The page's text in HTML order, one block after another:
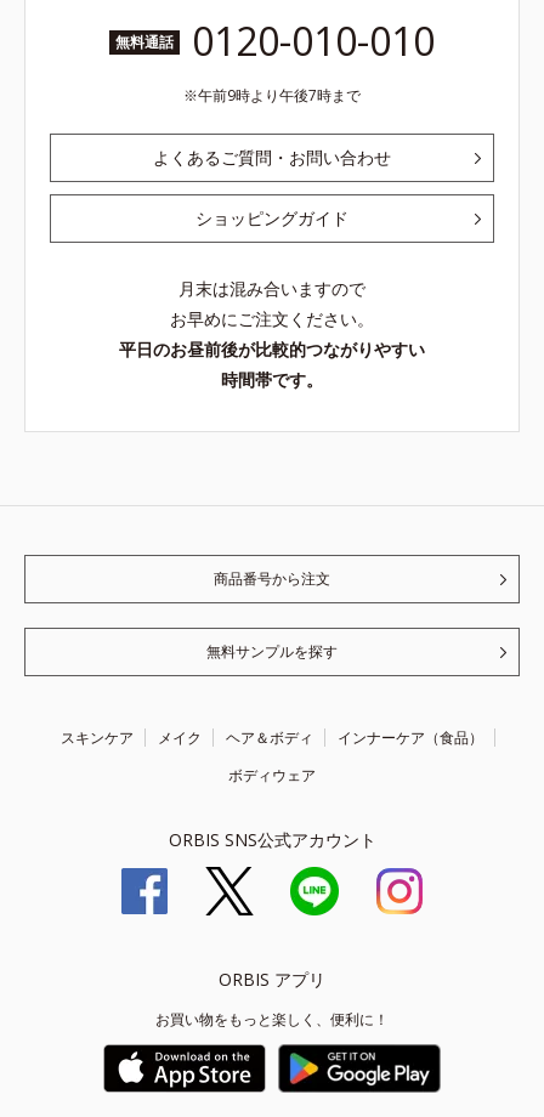
無料通話 0120-010-010
午前9時より午後7時まで
よくあるご質問・お問い合わせ
ショッピングガイド
月末は混み合いますので
お早めにご注文ください。
平日のお昼前後が比較的つながりやすい
時間帯です。
商品番号から注文
無料サンプルを探す
スキンケア メイク ヘア＆ボディ
インナーケア（食品）
ボディウェア
ORBIS SNS公式アカウント
ORBIS アプリ
お買い物をもっと楽しく、便利に！